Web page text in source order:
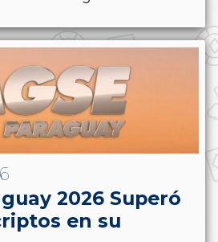
2026 Superó
en su